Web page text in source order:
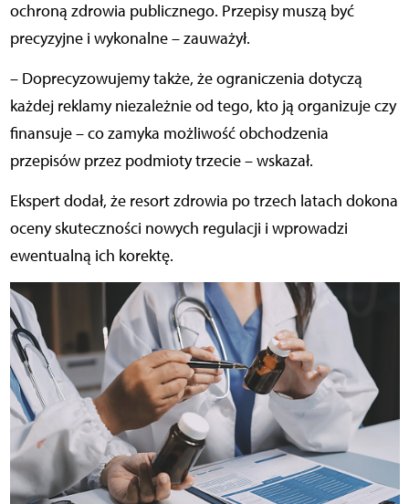
ochroną zdrowia publicznego. Przepisy muszą być
precyzyjne i wykonalne – zauważył.
– Doprecyzowujemy także, że ograniczenia dotyczą
każdej reklamy niezależnie od tego, kto ją organizuje czy
finansuje – co zamyka możliwość obchodzenia
przepisów przez podmioty trzecie – wskazał.
Ekspert dodał, że resort zdrowia po trzech latach dokona
oceny skuteczności nowych regulacji i wprowadzi
ewentualną ich korektę.